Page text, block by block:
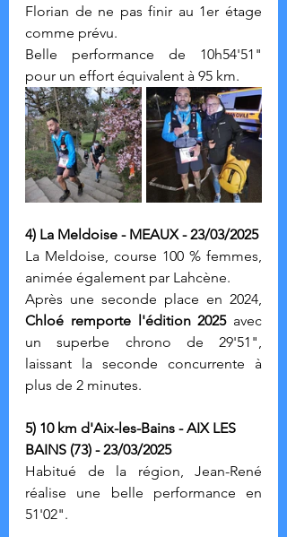
Florian de ne pas finir au 1er étage
comme prévu.
Belle performance de 10h54'51"
pour un effort équivalent à 95 km.
4) La Meldoise - MEAUX - 23/03/2025
La Meldoise, course 100 % femmes,
animée également par Lahcène.
Chloé remporte l'édition 2025 avec
un superbe chrono de 29'51",
laissant la seconde concurrente à
plus de 2 minutes.
5) 10 km d'Aix-les-Bains - AIX LES
BAINS (73) - 23/03/2025
Habitué de la région, Jean-René
réalise une belle performance en
51'02".